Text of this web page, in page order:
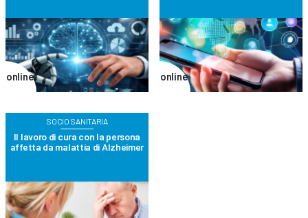
online online
SOCIO SANITARIA
Il lavoro di cura con la persona
affetta da malattia di Alzheimer